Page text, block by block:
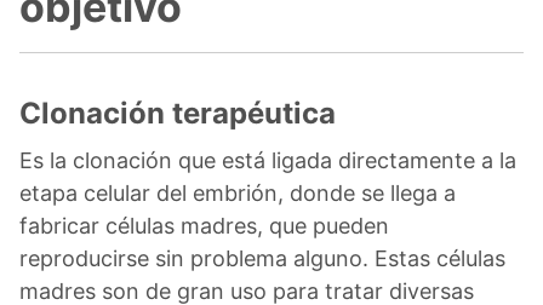
Clonación terapéutica
Es la clonación que está ligada directamente a la
etapa celular del embrión, donde se llega a
fabricar células madres, que pueden
reproducirse sin problema alguno. Estas células
madres son de gran uso para tratar diversas